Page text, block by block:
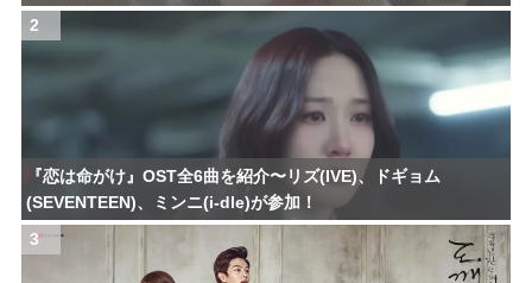
2
『恋は命がけ』OST全6曲を紹介〜リズ(IVE)、ドギョム
(SEVENTEEN)、ミンニ(i-dle)が参加！
3